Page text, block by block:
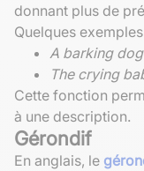
donnant plus de
Quelques
A barking dog
The crying
Cette fonction
à une description.
Gérondif
En anglais, le